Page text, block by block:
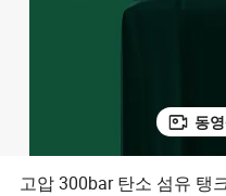
동
고압 300bar 탄소 섬유 탱